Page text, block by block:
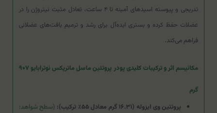
تدریجی و پیوسته اسیدهای آمینه تا ۴ ساعت، تعادل مثبت نیتروژن را در
عضلات حفظ کرده و بستری ایده‌آل برای رشد و ترمیم بافت‌های عضلانی
فراهم می‌کند.
مکانیسم اثر و ترکیبات کلیدی پودر پروتئین ماسل ماتریکس نوترابایو ۹۰۷
گرم
پروتئین وی ایزوله (۱۶.۳۱ گرم معادل ۵۵٪ ترکیب):
(سطح شواهد: